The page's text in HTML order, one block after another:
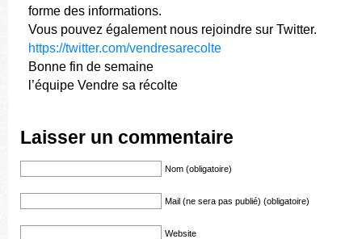
forme des informations.
Vous pouvez également nous rejoindre sur Twitter.
https://twitter.com/vendresarecolte
Bonne fin de semaine
l’équipe Vendre sa récolte
Laisser un commentaire
Nom (obligatoire)
Mail (ne sera pas publié) (obligatoire)
Website